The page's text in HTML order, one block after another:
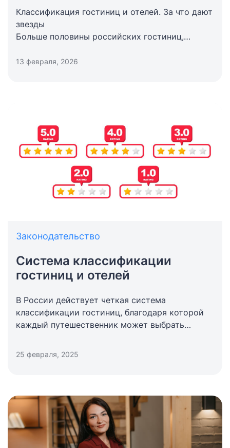
Классификация гостиниц и отелей. За что дают
звезды
Больше половины российских гостиниц,
отказались от присвоения «звезд». Возможно,
13 февраля, 2026
Законодательство
Система классификации
гостиниц и отелей
В России действует четкая система
классификации гостиниц, благодаря которой
каждый путешественник может выбрать
Предлагаем краткий обзор типов отелей и
уровней комфорта, предусмотренных
25 февраля, 2025